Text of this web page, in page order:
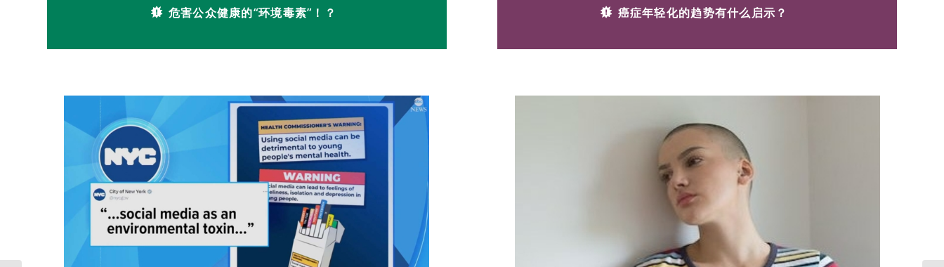
危害公众健康的“环境毒素”！？ 癌症年轻化的趋势有什么启示？